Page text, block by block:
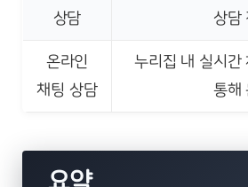
상담
상담
온라인
채팅 상담
누리집 내 실시간
통해